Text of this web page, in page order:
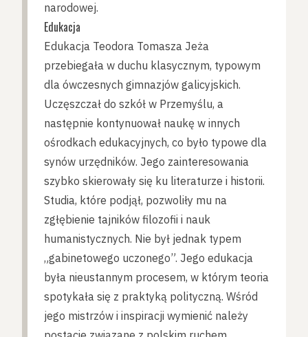
narodowej.
Edukacja
Edukacja Teodora Tomasza Jeża
przebiegała w duchu klasycznym, typowym
dla ówczesnych gimnazjów galicyjskich.
Uczęszczał do szkół w Przemyślu, a
następnie kontynuował naukę w innych
ośrodkach edukacyjnych, co było typowe dla
synów urzędników. Jego zainteresowania
szybko skierowały się ku literaturze i historii.
Studia, które podjął, pozwoliły mu na
zgłębienie tajników filozofii i nauk
humanistycznych. Nie był jednak typem
„gabinetowego uczonego”. Jego edukacja
była nieustannym procesem, w którym teoria
spotykała się z praktyką polityczną. Wśród
jego mistrzów i inspiracji wymienić należy